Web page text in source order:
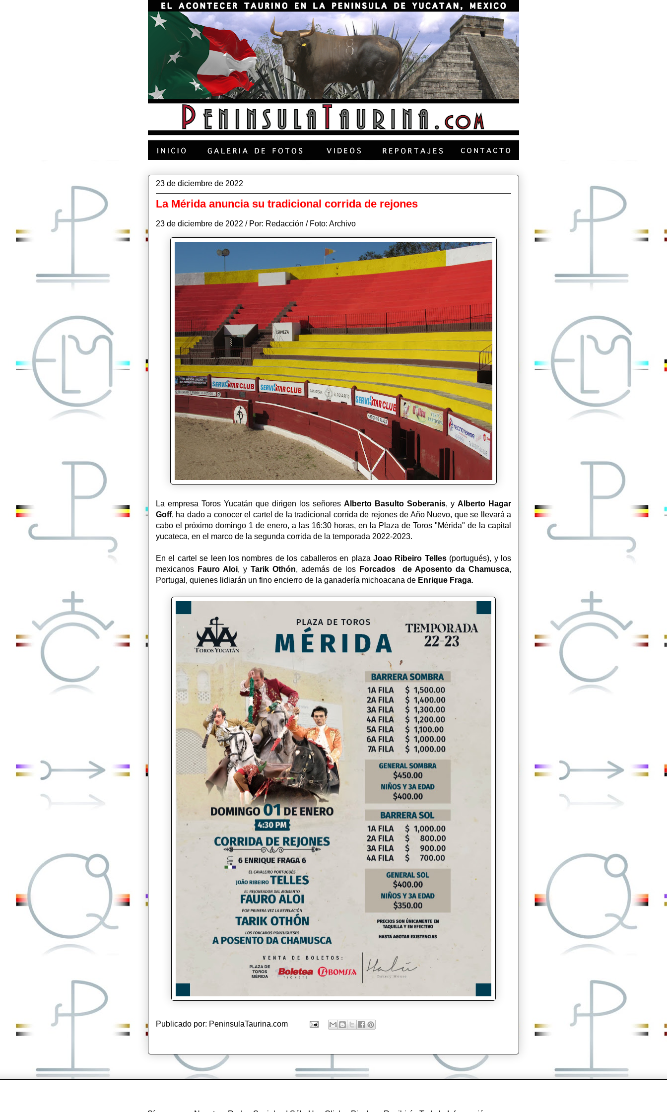
23 de diciembre de 2022
La Mérida anuncia su tradicional corrida de rejones
23 de diciembre de 2022 / Por: Redacción / Foto: Archivo
La empresa Toros Yucatán que dirigen los señores Alberto Basulto Soberanis, y Alberto Hagar
Goff, ha dado a conocer el cartel de la tradicional corrida de rejones de Año Nuevo, que se llevará a
cabo el próximo domingo 1 de enero, a las 16:30 horas, en la Plaza de Toros "Mérida" de la capital
yucateca, en el marco de la segunda corrida de la temporada 2022-2023.
En el cartel se leen los nombres de los caballeros en plaza Joao Ribeiro Telles(portugués), y los
mexicanos Fauro Aloi, y Tarik Othón, además de los Forcados de Aposento da Chamusca,
Portugal, quienes lidiarán un fino encierro de la ganadería michoacana de Enrique Fraga.
Publicado por: PeninsulaTaurina.com